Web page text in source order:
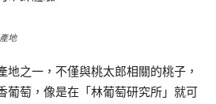
地
之一，不僅與桃太郎相關的桃子，
葡萄，像是在「林葡萄研究所」就可